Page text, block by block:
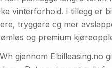
vinterforhold. I tillegg er
tryggere og mer
og premium
gjennom Elbilleasing.no